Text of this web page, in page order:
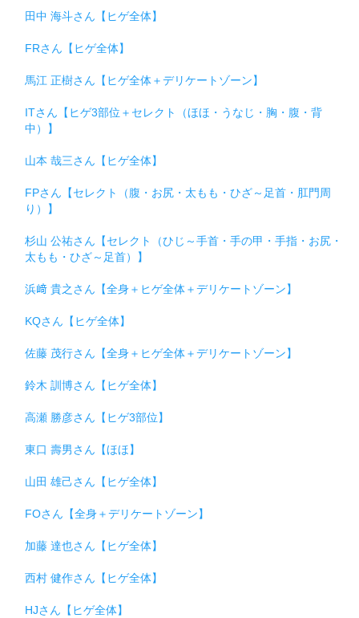
田中 海斗さん【ヒゲ全体】
FRさん【ヒゲ全体】
馬江 正樹さん【ヒゲ全体＋デリケートゾーン】
ITさん【ヒゲ3部位＋セレクト（ほほ・うなじ・胸・腹・背
中）】
山本 哉三さん【ヒゲ全体】
FPさん【セレクト（腹・お尻・太もも・ひざ～足首・肛門周
り）】
杉山 公祐さん【セレクト（ひじ～手首・手の甲・手指・お尻・
太もも・ひざ～足首）】
浜﨑 貴之さん【全身＋ヒゲ全体＋デリケートゾーン】
KQさん【ヒゲ全体】
佐藤 茂行さん【全身＋ヒゲ全体＋デリケートゾーン】
鈴木 訓博さん【ヒゲ全体】
高瀬 勝彦さん【ヒゲ3部位】
東口 壽男さん【ほほ】
山田 雄己さん【ヒゲ全体】
FOさん【全身＋デリケートゾーン】
加藤 達也さん【ヒゲ全体】
西村 健作さん【ヒゲ全体】
HJさん【ヒゲ全体】